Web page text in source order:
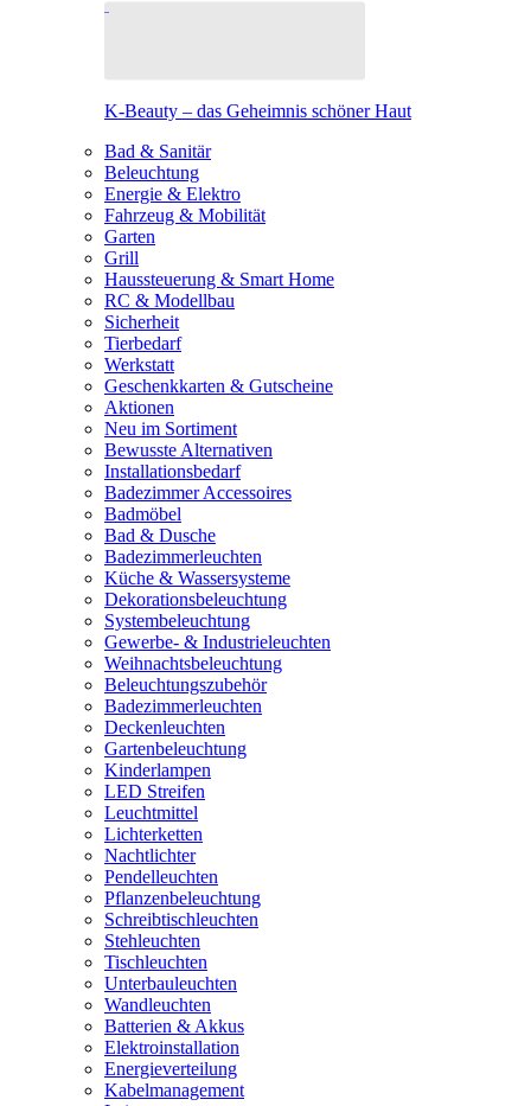
K-Beauty – das Geheimnis schöner Haut
Bad & Sanitär
Beleuchtung
Energie & Elektro
Fahrzeug & Mobilität
Garten
Grill
Haussteuerung & Smart Home
RC & Modellbau
Sicherheit
Tierbedarf
Werkstatt
Geschenkkarten & Gutscheine
Aktionen
Neu im Sortiment
Bewusste Alternativen
Installationsbedarf
Badezimmer Accessoires
Badmöbel
Bad & Dusche
Badezimmerleuchten
Küche & Wassersysteme
Dekorationsbeleuchtung
Systembeleuchtung
Gewerbe- & Industrieleuchten
Weihnachtsbeleuchtung
Beleuchtungszubehör
Badezimmerleuchten
Deckenleuchten
Gartenbeleuchtung
Kinderlampen
LED Streifen
Leuchtmittel
Lichterketten
Nachtlichter
Pendelleuchten
Pflanzenbeleuchtung
Schreibtischleuchten
Stehleuchten
Tischleuchten
Unterbauleuchten
Wandleuchten
Batterien & Akkus
Elektroinstallation
Energieverteilung
Kabelmanagement